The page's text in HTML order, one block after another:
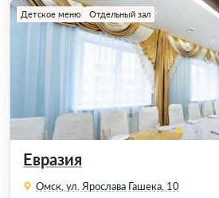
Евразия
Детское меню Отдельный зал
Омск, ул. Ярослава Гашека, 10